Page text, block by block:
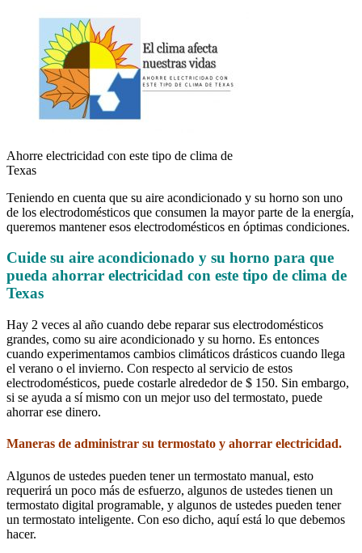
Ahorre electricidad con este tipo de clima de
Texas
Teniendo en cuenta que su aire acondicionado y su horno son uno
de los electrodomésticos que consumen la mayor parte de la energía,
queremos mantener esos electrodomésticos en óptimas condiciones.
Cuide su aire acondicionado y su horno para que
pueda ahorrar electricidad con este tipo de clima de
Texas
Hay 2 veces al año cuando debe reparar sus electrodomésticos
grandes, como su aire acondicionado y su horno. Es entonces
cuando experimentamos cambios climáticos drásticos cuando llega
el verano o el invierno. Con respecto al servicio de estos
electrodomésticos, puede costarle alrededor de $ 150. Sin embargo,
si se ayuda a sí mismo con un mejor uso del termostato, puede
ahorrar ese dinero.
Maneras de administrar su termostato y ahorrar electricidad.
Algunos de ustedes pueden tener un termostato manual, esto
requerirá un poco más de esfuerzo, algunos de ustedes tienen un
termostato digital programable, y algunos de ustedes pueden tener
un termostato inteligente. Con eso dicho, aquí está lo que debemos
hacer.